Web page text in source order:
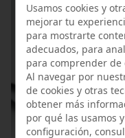
Usamos cookies y
mejorar tu
para mostrarte
adecuados, para
para comprender
Al navegar por
de cookies y otras
obtener más
por qué las usamos
configuración,